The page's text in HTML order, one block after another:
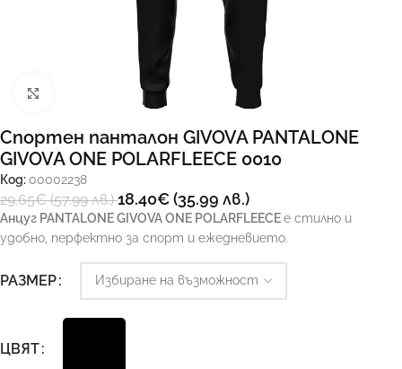
Спортен панталон GIVOVA PANTALONE
GIVOVA ONE POLARFLEECE 0010
Код: 00002238
29.65€(57.99 лв.)18.40€(35.99 лв.)
Анцуг PANTALONE GIVOVA ONE POLARFLEECEе стилно и
удобно, перфектно за спорт и ежедневието.
РАЗМЕР
ЦВЯТ